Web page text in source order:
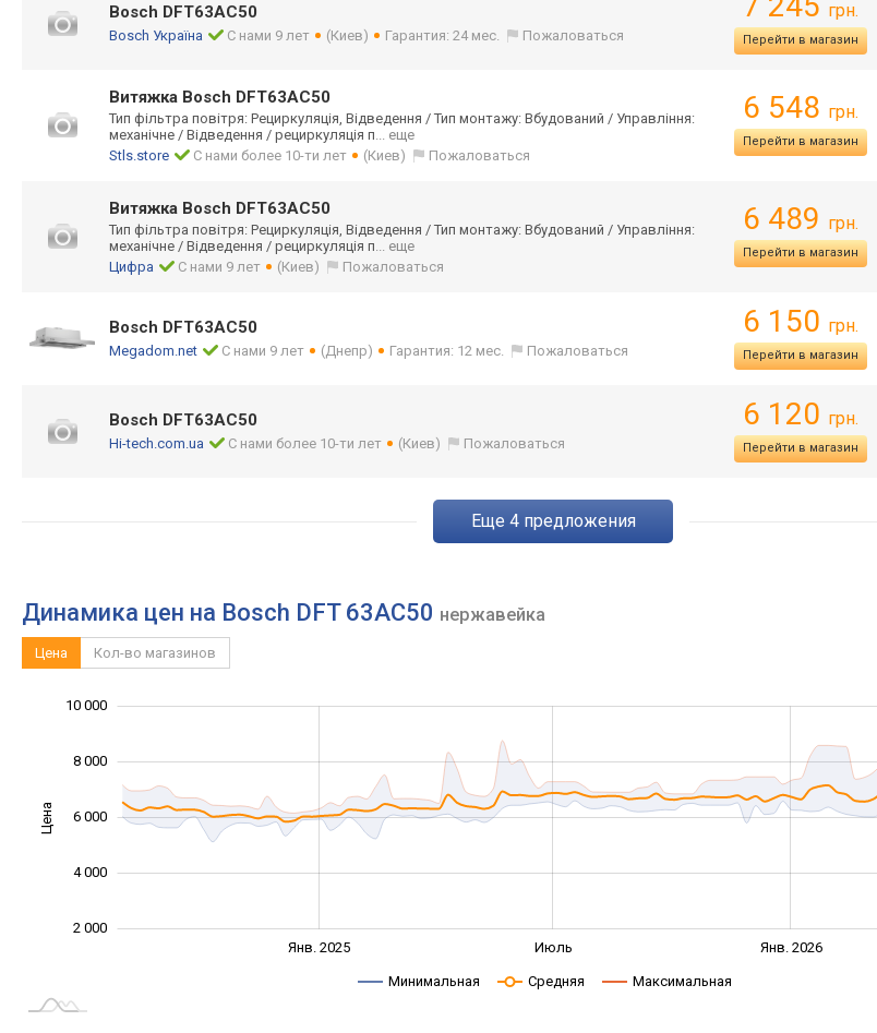
Bosch DFT63AC50
Bosch Україна С нами 9 лет (Киев) Гарантия: 24 мес. Пожаловаться
грн.
Перейти в магазин
Витяжка Bosch DFT63AC50
Тип фільтра повітря: Рециркуляція, Відведення / Тип монтажу: Вбудований / Управління:
механічне / Відведення / рециркуляція п... еще
Stls.store
С нами более 10-ти лет (Киев) Пожаловаться
6 548 грн.
Перейти в магазин
Витяжка Bosch DFT63AC50
Тип фільтра повітря: Рециркуляція, Відведення / Тип монтажу: Вбудований / Управління:
механічне / Відведення / рециркуляція п... еще
Цифра
С нами 9 лет (Киев) Пожаловаться
6 489 грн.
Перейти в магазин
Bosch DFT63AC50
Megadom.net С нами 9 лет (Днепр) Гарантия: 12 мес. Пожаловаться
6 150 грн.
Перейти в магазин
Bosch DFT63AC50
Hi-tech.com.ua С нами более 10-ти лет (Киев) Пожаловаться
6 120 грн.
Перейти в магазин
eще 4предложения
Динамика цен на Bosch DFT 63AC50 нержавейка
Цена Кол-во магазинов
Цена 10 000
2 000
4 000
6 000
8 000
10 000
Янв. 2025 Июль Янв. 2026
Минимальная Средняя Максимальная